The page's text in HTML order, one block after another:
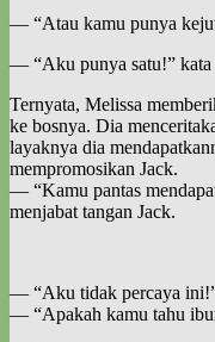
— “Atau kamu punya
— “Aku punya satu!” kata
Ternyata, Melissa
ke bosnya. Dia
layaknya dia
mempromosikan Jack.
— “Kamu pantas
menjabat tangan Jack.
— “Aku tidak percaya
— “Apakah kamu tahu